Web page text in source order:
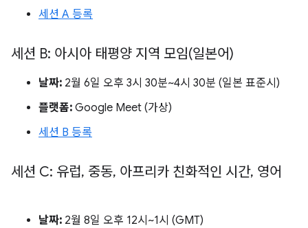
세션 A 등록
세션 B: 아시아 태평양 지역 모임(일본어)
날짜: 2월 6일 오후 3시 30분~4시 30분 (일본 표준시)
플랫폼: Google Meet (가상)
세션 B 등록
세션 C: 유럽, 중동, 아프리카 친화적인 시간, 영어
날짜: 2월 8일 오후 12시~1시 (GMT)